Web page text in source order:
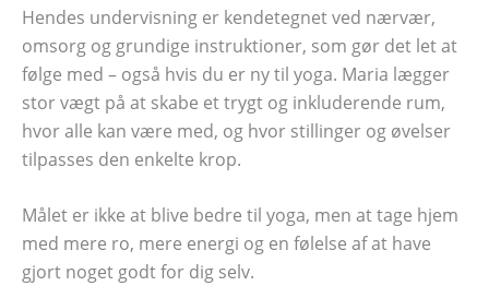
Hendes undervisning er kendetegnet ved nærvær,
omsorg og grundige instruktioner, som gør det let at
følge med – også hvis du er ny til yoga. Maria lægger
stor vægt på at skabe et trygt og inkluderende rum,
hvor alle kan være med, og hvor stillinger og øvelser
tilpasses den enkelte krop.
Målet er ikke at blive bedre til yoga, men at tage hjem
med mere ro, mere energi og en følelse af at have
gjort noget godt for dig selv.